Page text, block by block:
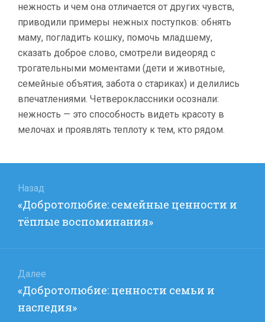
нежность и чем она отличается от других чувств,
приводили примеры нежных поступков: обнять
маму, погладить кошку, помочь младшему,
сказать доброе слово, смотрели видеоряд с
трогательными моментами (дети и животные,
семейные объятия, забота о стариках) и делились
впечатлениями. Четвероклассники осознали:
нежность — это способность видеть красоту в
мелочах и проявлять теплоту к тем, кто рядом.
по
записям
Назад
Предыдущая
запись:
«Добротолюбие: семейные ценности и
тёплые воспоминания»
Далее
Следующая
запись:
«Добротолюбие: ценности семьи и
наследия»